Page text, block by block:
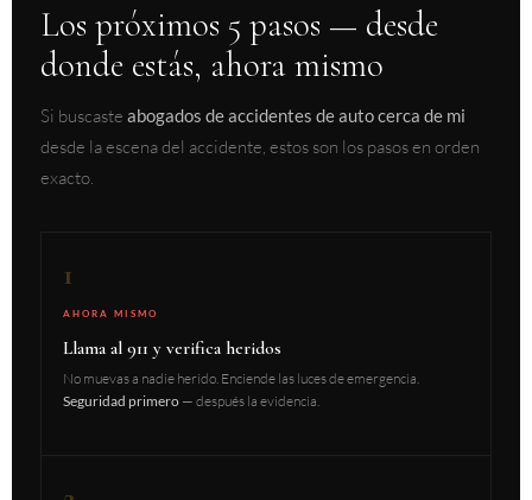
Los próximos 5 pasos — desde
donde estás, ahora mismo
Si buscaste abogados de accidentes de auto cerca de mi
desde la escena del accidente, estos son los pasos en orden
exacto.
1
AHORA MISMO
Llama al 911 y verifica heridos
No muevas a nadie herido. Enciende las luces de emergencia.
Seguridad primero — después la evidencia.